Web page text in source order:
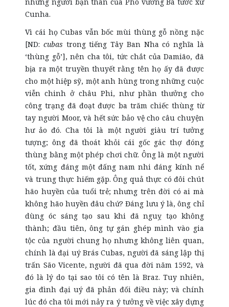
Cunha.
Vì cái họ Cubas vẫn bốc mùi thùng gỗ nồng nặc
[ND:cubas trong tiếng Tây Ban Nha có nghĩa là
‘thùng gỗ’], nên cha tôi, tức chắt của Damião, đã
bịa ra một truyền thuyết rằng tên họ ấy đã được
cho một hiệp sỹ, một anh hùng trong những cuộc
viễn chinh ở châu Phi, như phần thưởng cho
công trạng đã đoạt được ba trăm chiếc thùng từ
tay người Moor, và hết sức bảo vệ cho câu chuyện
hư ảo đó. Cha tôi là một người giàu trí tưởng
tượng; ông đã thoát khỏi cái gốc gác thợ đóng
thùng bằng một phép chơi chữ. Ông là một người
tốt, xứng đáng một đấng nam nhi đáng kính nể
và trung thực hiếm gặp. Ông quả thực có đôi chút
hão huyền của tuổi trẻ; nhưng trên đời có ai mà
không hão huyền đâu chứ? Đáng lưu ý là, ông chỉ
dùng óc sáng tạo sau khi đã nguỵ tạo không
thành; đầu tiên, ông tự gán ghép mình vào gia
tộc của người chung họ nhưng không liên quan,
chính là đại uý Brás Cubas, người đã sáng lập thị
trấn São Vicente, người đã qua đời năm 1592, và
đó là lý do tại sao tôi có tên là Braz. Tuy nhiên,
gia đình đại uý đã phản đối điều này; và chính
lúc đó cha tôi mới nảy ra ý tưởng về việc xây dựng